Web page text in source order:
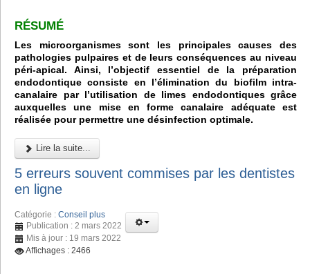
RÉSUMÉ
Les microorganismes sont les principales causes des
pathologies pulpaires et de leurs conséquences au niveau
péri-apical. Ainsi, l’objectif essentiel de la préparation
endodontique consiste en l’élimination du biofilm intra-
canalaire par l’utilisation de limes endodontiques grâce
auxquelles une mise en forme canalaire adéquate est
réalisée pour permettre une désinfection optimale.
Lire la suite...
5 erreurs souvent commises par les dentistes
en ligne
Catégorie : Conseil plus
Publication : 2 mars 2022
Mis à jour : 19 mars 2022
Affichages : 2466